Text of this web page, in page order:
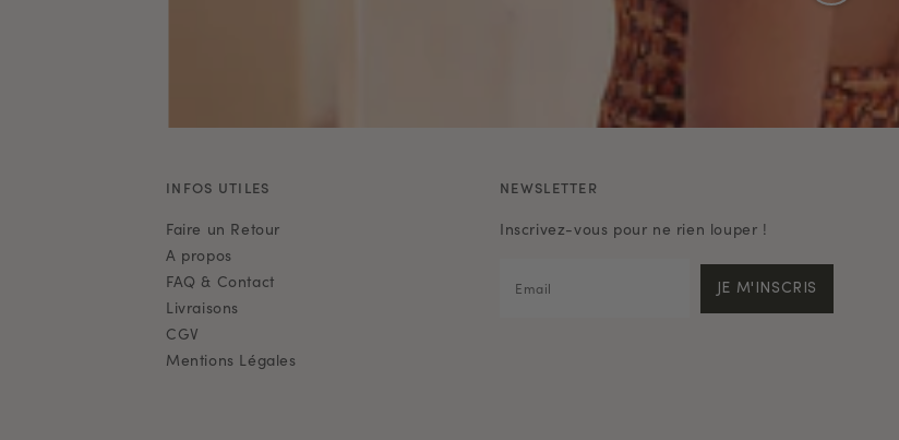
INFOS UTILES
Faire un Retour
A propos
FAQ & Contact
Livraisons
CGV
Mentions Légales
NEWSLETTER
Inscrivez-vous pour ne rien louper !
JE M'INSCRIS